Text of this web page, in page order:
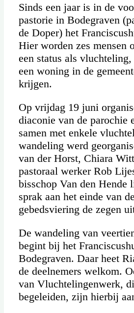
Sinds een jaar is in de
pastorie in Bodegraven
de Doper) het
Hier worden zes mensen
een status als
een woning in de
krijgen.
Op vrijdag 19 juni
diaconie van de parochie
samen met enkele
wandeling werd
van der Horst, Chiara
pastoraal werker Rob
bisschop Van den Hende
sprak aan het einde van
gebedsviering de zegen
De wandeling van
begint bij het
Bodegraven. Daar heet
de deelnemers welkom.
van Vluchtelingenwerk,
begeleiden, zijn hierbij